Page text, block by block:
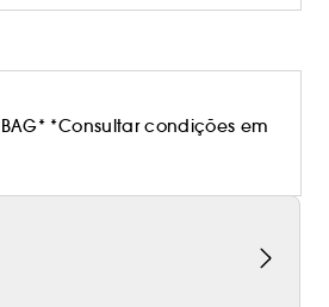
*Consultar condições em